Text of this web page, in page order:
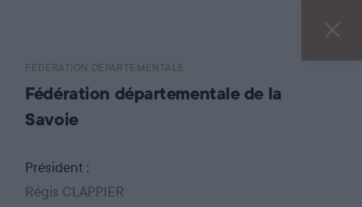
FÉDÉRATION DÉPARTEMENTALE
Fédération départementale de la
Savoie
Président :
Régis CLAPPIER